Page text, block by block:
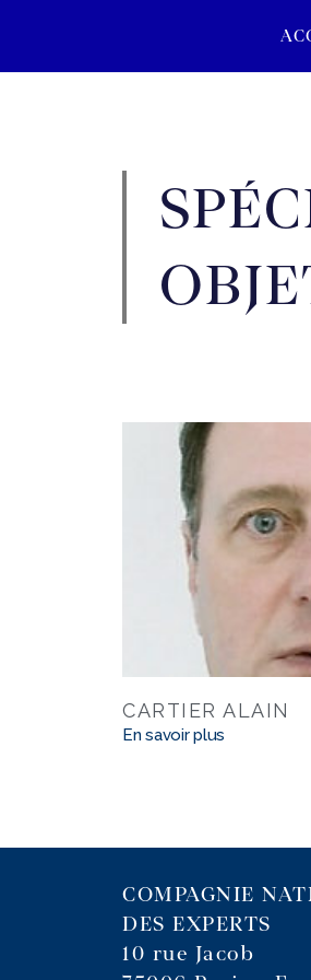
CARTIER ALAIN
En savoir plus
COMPAGNIE
DES EXPERTS
10 rue Jacob